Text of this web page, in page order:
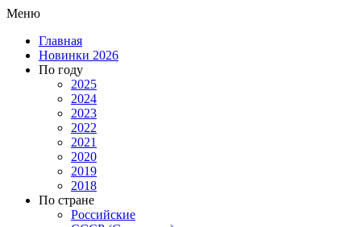
Меню
Главная
Новинки 2026
По году
2025
2024
2023
2022
2021
2020
2019
2018
По стране
Российские